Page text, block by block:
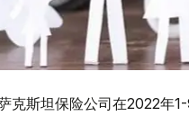
克斯坦保险公司在2022年